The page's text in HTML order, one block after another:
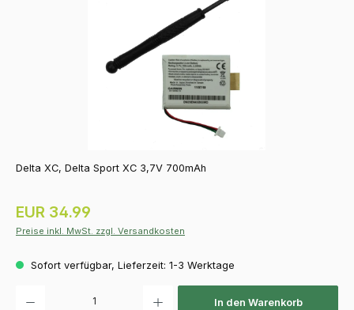
Delta XC, Delta Sport XC 3,7V 700mAh
Regulärer Preis:
EUR 34.99
Preise inkl. MwSt. zzgl. Versandkosten
Sofort verfügbar, Lieferzeit: 1-3 Werktage
In den Warenkorb